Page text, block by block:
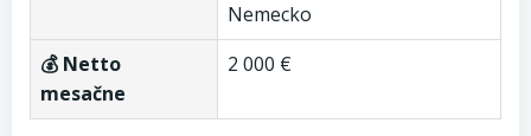
Nemecko
💰 Netto
mesačne
2 000 €